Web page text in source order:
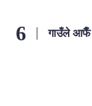
गाउँले आफैँ